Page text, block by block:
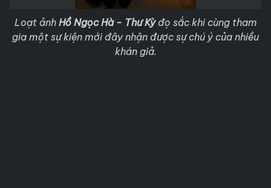
Loạt ảnh Hồ Ngọc Hà - Thư Kỳđọ sắc khi cùng tham
gia một sự kiện mới đây nhận được sự chú ý của nhiều
khán giả.